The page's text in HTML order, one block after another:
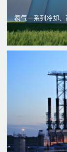
氡气一系列冷却